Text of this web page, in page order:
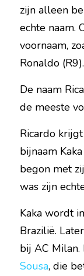
zijn alleen
echte naam.
voornaam,
Ronaldo (R9).
De naam
de meeste
Ricardo
bijnaam
begon met
was zijn
Kaka wordt
Brazilië.
bij AC Milan.
Sousa, die